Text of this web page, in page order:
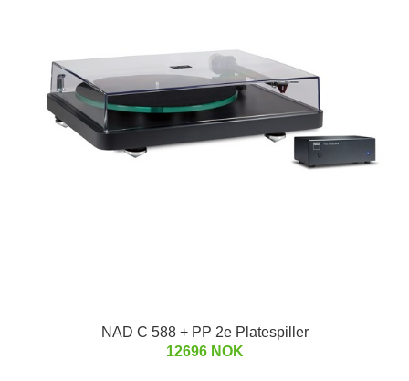
NAD C 588 + PP 2e Platespiller
12696 NOK